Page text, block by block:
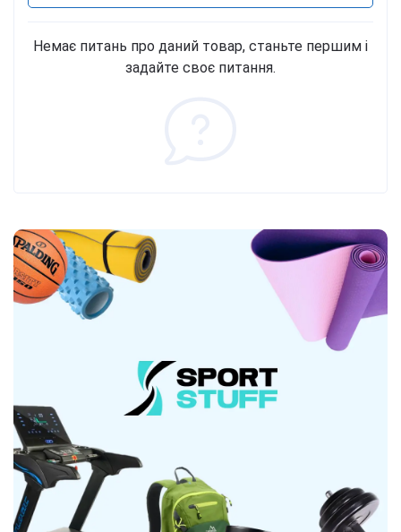
Немає питань про даний товар, станьте першим і
задайте своє питання.